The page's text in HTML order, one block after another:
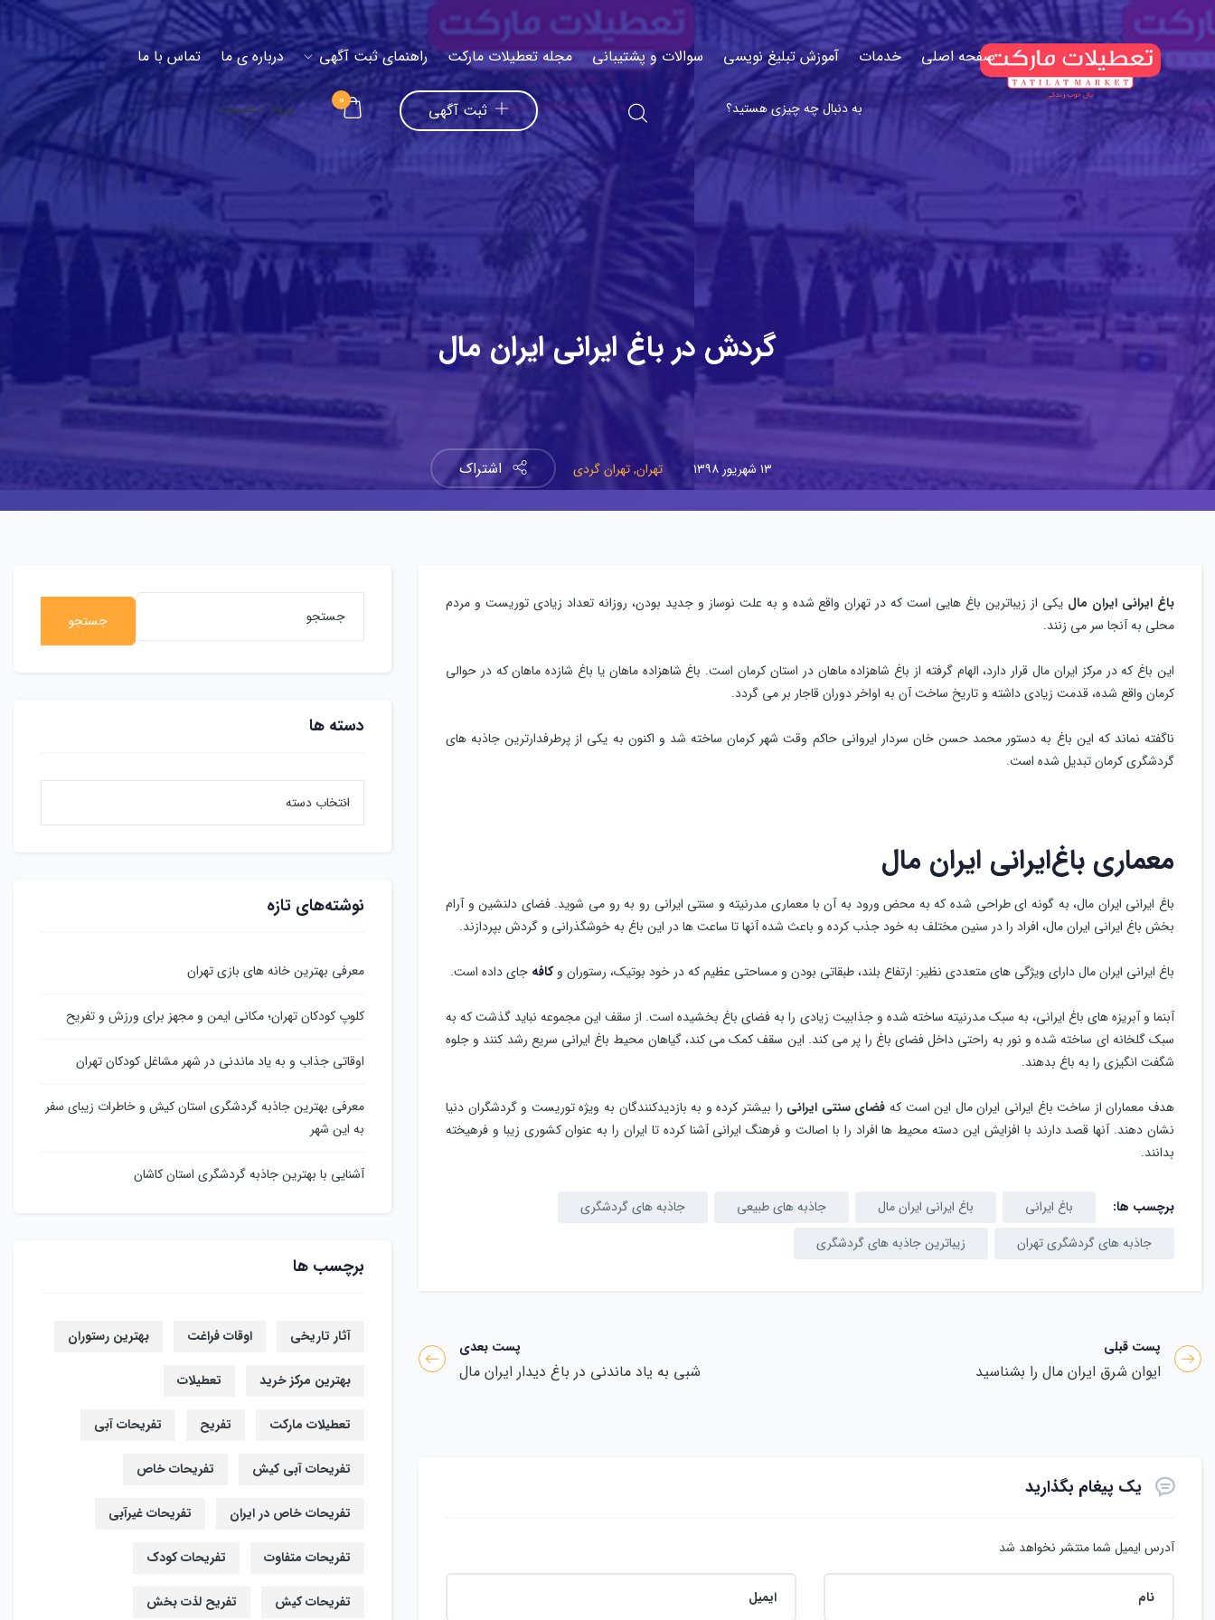
صفحه اصلی خدمات آموزش تبلیغ نویسی سوالات و پشتیبانی مجله تعطیلات مارکت راهنمای ثبت آگهی درباره ی ما تماس با ما
ثبت آگهی ۰ ورود / عضویت
گردش در باغ ایرانی ایران مال
۱۳ شهریور ۱۳۹۸ تهران,تهران گردی اشتراک
باغ ایرانی ایران مال یکی از زیباترین باغ هایی است که در تهران واقع شده و به علت نوساز و جدید بودن، روزانه تعداد زیادی توریست و مردم
محلی به آنجا سر می زنند.
این باغ که در مرکز ایران مال قرار دارد، الهام گرفته از باغ شاهزاده ماهان در استان کرمان است. باغ شاهزاده ماهان یا باغ شازده ماهان که در حوالی
کرمان واقع شده، قدمت زیادی داشته و تاریخ ساخت آن به اواخر دوران قاجار بر می گردد.
ناگفته نماند که این باغ به دستور محمد حسن خان سردار ایروانی حاکم وقت شهر کرمان ساخته شد و اکنون به یکی از پرطرفدارترین جاذبه های
گردشگری کرمان تبدیل شده است.
معماری باغایرانی ایران مال
باغ ایرانی ایران مال، به گونه ای طراحی شده که به محض ورود به آن با معماری مدرنیته و سنتی ایرانی رو به رو می شوید. فضای دلنشین و آرام
بخش باغ ایرانی ایران مال، افراد را در سنین مختلف به خود جذب کرده و باعث شده آنها تا ساعت ها در این باغ به خوشگذرانی و گردش بپردازند.
باغ ایرانی ایران مال دارای ویژگی های متعددی نظیر: ارتفاع بلند، طبقاتی بودن و مساحتی عظیم که در خود بوتیک، رستوران وکافه جای داده است.
آبنما و آبریزه های باغ‌ ایرانی، به سبک مدرنیته ساخته شده و جذابیت زیادی را به فضای باغ بخشیده است. از سقف این مجموعه نباید گذشت که به
سبک گلخانه ای ساخته شده و نور به راحتی داخل فضای باغ را پر می کند. این سقف کمک می کند، گیاهان محیط باغ ایرانی سریع رشد کنند و جلوه
شگفت انگیزی را به باغ بدهند.
هدف معماران از ساخت باغ ایرانی ایران مال این است که فضای سنتی ایرانی را بیشتر کرده و به بازدیدکنندگان به ویژه توریست و گردشگران دنیا
نشان دهند. آنها قصد دارند با افزایش این دسته محیط ها افراد را با اصالت و فرهنگ ایرانی آشنا کرده تا ایران را به عنوان کشوری زیبا و فرهیخته
بدانند.
برچسب ها: باغ ایرانی باغ ایرانی ایران مال جاذبه های طبیعی
جاذبه های گردشگری
جاذبه های گردشگری تهران
زیباترین جاذبه های گردشگری
پست قبلی
ایوان شرق ایران مال را بشناسید
پست بعدی
شبی به یاد ماندنی در باغ دیدار ایران مال
یک پیغام بگذارید
آدرس ایمیل شما منتشر نخواهد شد
جستجو
دسته ها
نوشته‌های تازه
معرفی بهترین خانه های بازی تهران
کلوپ کودکان تهران؛ مکانی ایمن و مجهز برای ورزش و تفریح
اوقاتی جذاب و به یاد ماندنی در شهر مشاغل کودکان تهران
معرفی بهترین جاذبه گردشگری استان کیش و خاطرات زیبای سفر
به این شهر
آشنایی با بهترین جاذبه گردشگری استان کاشان
برچسب ها
آثار تاریخی اوقات فراغت بهترین رستوران
بهترین مرکز خرید تعطیلات
تعطیلات مارکت تفریح تفریحات آبی
تفریحات آبی کیش تفریحات خاص
تفریحات خاص در ایران تفریحات غیرآبی
تفریحات متفاوت تفریحات کودک
تفریحات کیش تفریح لذت بخش